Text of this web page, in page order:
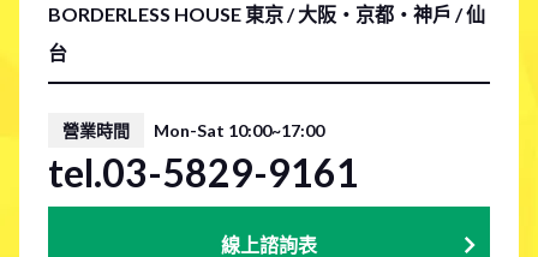
BORDERLESS HOUSE 東京 / 大阪・京都・神戶 / 仙
台
營業時間 Mon-Sat 10:00~17:00
tel.03-5829-9161
線上諮詢表